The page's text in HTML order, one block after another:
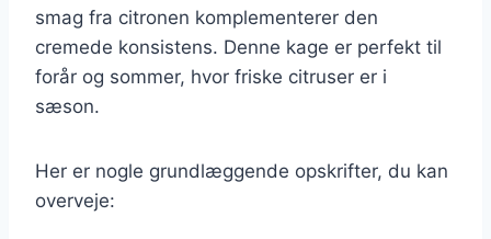
smag fra citronen komplementerer den
cremede konsistens. Denne kage er perfekt til
forår og sommer, hvor friske citruser er i
sæson.
Her er nogle grundlæggende opskrifter, du kan
overveje: